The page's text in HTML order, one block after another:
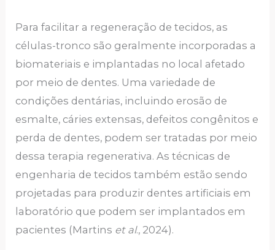
Para facilitar a regeneração de tecidos, as
células-tronco são geralmente incorporadas a
biomateriais e implantadas no local afetado
por meio de dentes. Uma variedade de
condições dentárias, incluindo erosão de
esmalte, cáries extensas, defeitos congênitos e
perda de dentes, podem ser tratadas por meio
dessa terapia regenerativa. As técnicas de
engenharia de tecidos também estão sendo
projetadas para produzir dentes artificiais em
laboratório que podem ser implantados em
pacientes (Martins et al., 2024).